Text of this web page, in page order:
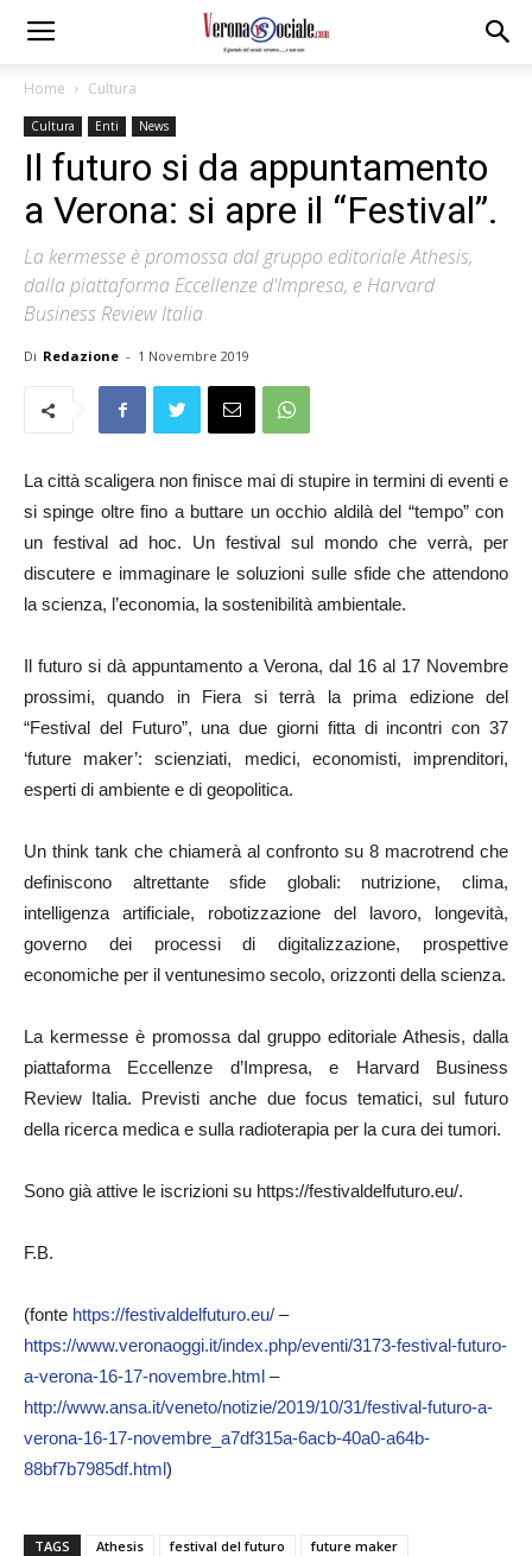
Home Cultura
Cultura Enti News
Il futuro si da appuntamento
a Verona: si apre il “Festival”.
La kermesse è promossa dal gruppo editoriale Athesis,
dalla piattaforma Eccellenze d'Impresa, e Harvard
Business Review Italia
Di Redazione - 1 Novembre 2019
La città scaligera non finisce mai di stupire in termini di eventi e
si spinge oltre fino a buttare un occhio aldilà del “tempo” con
un festival ad hoc. Un festival sul mondo che verrà, per
discutere e immaginare le soluzioni sulle sfide che attendono
la scienza, l’economia, la sostenibilità ambientale.
Il futuro si dà appuntamento a Verona, dal 16 al 17 Novembre
prossimi, quando in Fiera si terrà la prima edizione del
“Festival del Futuro”, una due giorni fitta di incontri con 37
‘future maker’: scienziati, medici, economisti, imprenditori,
esperti di ambiente e di geopolitica.
Un think tank che chiamerà al confronto su 8 macrotrend che
definiscono altrettante sfide globali: nutrizione, clima,
intelligenza artificiale, robotizzazione del lavoro, longevità,
governo dei processi di digitalizzazione, prospettive
economiche per il ventunesimo secolo, orizzonti della scienza.
La kermesse è promossa dal gruppo editoriale Athesis, dalla
piattaforma Eccellenze d’Impresa, e Harvard Business
Review Italia. Previsti anche due focus tematici, sul futuro
della ricerca medica e sulla radioterapia per la cura dei tumori.
Sono già attive le iscrizioni su https://festivaldelfuturo.eu/.
F.B.
(fonte https://festivaldelfuturo.eu/ –
https://www.veronaoggi.it/index.php/eventi/3173-festival-futuro-
a-verona-16-17-novembre.html –
http://www.ansa.it/veneto/notizie/2019/10/31/festival-futuro-a-
verona-16-17-novembre_a7df315a-6acb-40a0-a64b-
88bf7b7985df.html)
TAGS Athesis festival del futuro
future maker